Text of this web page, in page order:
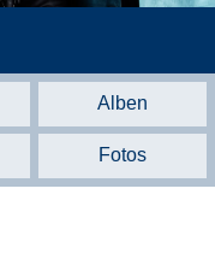
Alben
Fotos